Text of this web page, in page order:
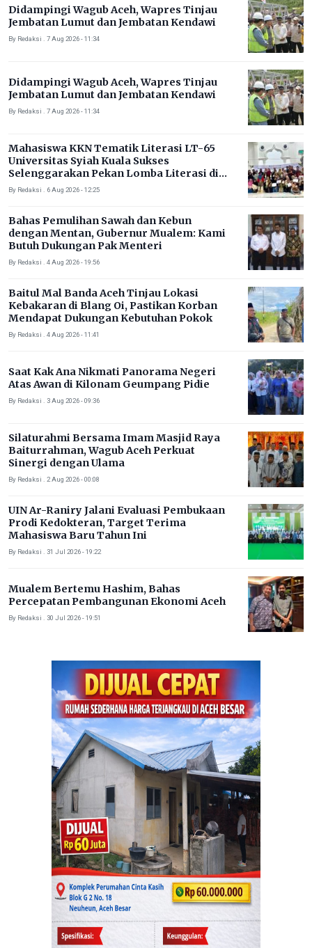
Didampingi Wagub Aceh, Wapres Tinjau
Jembatan Lumut dan Jembatan Kendawi
By Redaksi . 7 Aug 2026 - 11:34
Didampingi Wagub Aceh, Wapres Tinjau
Jembatan Lumut dan Jembatan Kendawi
By Redaksi . 7 Aug 2026 - 11:34
Mahasiswa KKN Tematik Literasi LT-65
Universitas Syiah Kuala Sukses
Selenggarakan Pekan Lomba Literasi di
Gampong Rhieng Blang
By Redaksi . 6 Aug 2026 - 12:25
Bahas Pemulihan Sawah dan Kebun
dengan Mentan, Gubernur Mualem: Kami
Butuh Dukungan Pak Menteri
By Redaksi . 4 Aug 2026 - 19:56
Baitul Mal Banda Aceh Tinjau Lokasi
Kebakaran di Blang Oi, Pastikan Korban
Mendapat Dukungan Kebutuhan Pokok
By Redaksi . 4 Aug 2026 - 11:41
Saat Kak Ana Nikmati Panorama Negeri
Atas Awan di Kilonam Geumpang Pidie
By Redaksi . 3 Aug 2026 - 09:36
Silaturahmi Bersama Imam Masjid Raya
Baiturrahman, Wagub Aceh Perkuat
Sinergi dengan Ulama
By Redaksi . 2 Aug 2026 - 00:08
UIN Ar-Raniry Jalani Evaluasi Pembukaan
Prodi Kedokteran, Target Terima
Mahasiswa Baru Tahun Ini
By Redaksi . 31 Jul 2026 - 19:22
Mualem Bertemu Hashim, Bahas
Percepatan Pembangunan Ekonomi Aceh
By Redaksi . 30 Jul 2026 - 19:51